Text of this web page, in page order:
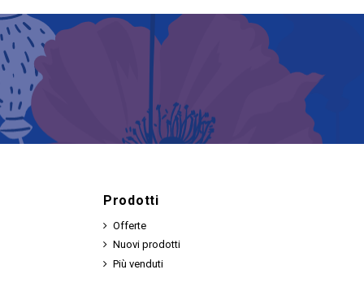
Prodotti
Offerte
Nuovi prodotti
Più venduti